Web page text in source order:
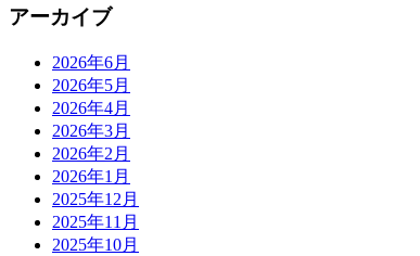
アーカイブ
2026年6月
2026年5月
2026年4月
2026年3月
2026年2月
2026年1月
2025年12月
2025年11月
2025年10月